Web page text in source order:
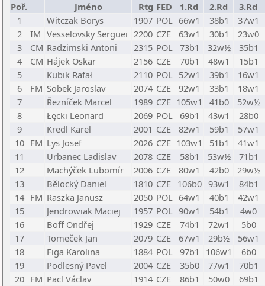
Poř. Jméno Rtg FED 1.Rd 2.Rd
3.Rd
1
Witczak Borys 1907 POL 66w1 38b1
37w1
2
IM Vesselovsky Serguei 2200 CZE 63w1 30b1
23w0
3
CM Radzimski Antoni 2315 POL 73b1 32w½
35b1
4
CM Hájek Oskar 2156 CZE 70b1 48w1
15b1
5
Kubik Rafał 2110 POL 52w1 39b1
16w1
6
FM Sobek Jaroslav 2074 CZE 92w1 33b1
18w1
7
Řezníček Marcel 1989 CZE 105w1 41b0
52w½
8
Łęcki Leonard 2069 POL 69b1 43w1
28b0
9
Kredl Karel 2001 CZE 82w1 59b1
57w1
10 FM Lys Josef 2026 CZE 103w1 51b1
41w1
11
Urbanec Ladislav 2078 CZE 58b1 53w½
71b1
12
Machýček Lubomír 2006 CZE 80w1 42b0
29w½
13
Bělocký Daniel 1810 CZE 106b0 93w1
84b1
14 FM Raszka Janusz 2050 POL 64w1 40b1
42w1
15
Jendrowiak Maciej 1957 POL 90w1 54b1
4w0
16
Boff Ondřej 1929 CZE 74b1 72w1
5b0
17
Tomeček Jan 2079 CZE 67w1 29b½
56w1
18
Figa Karolina 1884 POL 97b1 106w1
6b0
19
Podlesný Pavel 2004 CZE 35b0 77w1
70b1
20 FM Pacl Václav 1914 CZE 86b1 50w0
69b1